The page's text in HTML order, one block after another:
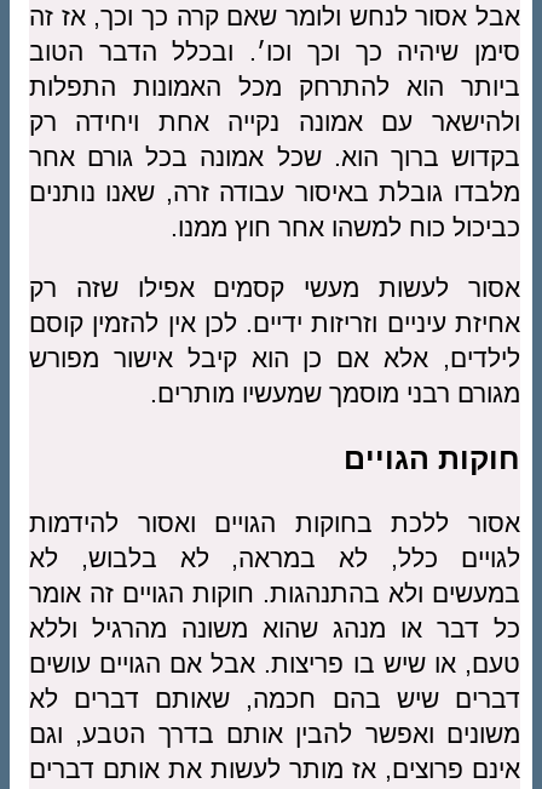
אבל אסור לנחש ולומר שאם קרה כך וכך, אז זה
סימן שיהיה כך וכך וכו׳. ובכלל הדבר הטוב
ביותר הוא להתרחק מכל האמונות התפלות
ולהישאר עם אמונה נקייה אחת ויחידה רק
בקדוש ברוך הוא. שכל אמונה בכל גורם אחר
מלבדו גובלת באיסור עבודה זרה, שאנו נותנים
כביכול כוח למשהו אחר חוץ ממנו.
אסור לעשות מעשי קסמים אפילו שזה רק
אחיזת עיניים וזריזות ידיים. לכן אין להזמין קוסם
לילדים, אלא אם כן הוא קיבל אישור מפורש
מגורם רבני מוסמך שמעשיו מותרים.
חוקות הגויים
אסור ללכת בחוקות הגויים ואסור להידמות
לגויים כלל, לא במראה, לא בלבוש, לא
במעשים ולא בהתנהגות. חוקות הגויים זה אומר
כל דבר או מנהג שהוא משונה מהרגיל וללא
טעם, או שיש בו פריצות. אבל אם הגויים עושים
דברים שיש בהם חכמה, שאותם דברים לא
משונים ואפשר להבין אותם בדרך הטבע, וגם
אינם פרוצים, אז מותר לעשות את אותם דברים